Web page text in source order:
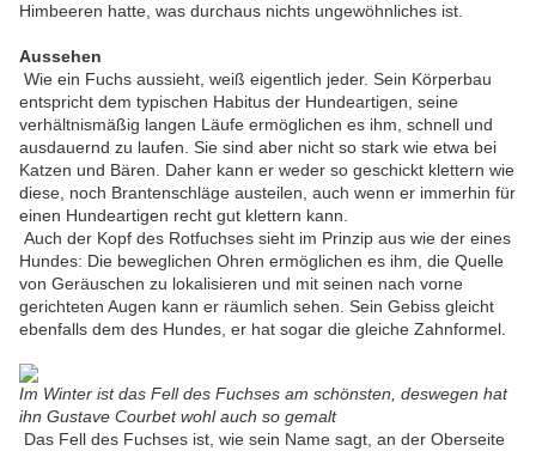
Himbeeren hatte, was durchaus nichts ungewöhnliches ist.
Aussehen
Wie ein Fuchs aussieht, weiß eigentlich jeder. Sein Körperbau
entspricht dem typischen Habitus der Hundeartigen, seine
verhältnismäßig langen Läufe ermöglichen es ihm, schnell und
ausdauernd zu laufen. Sie sind aber nicht so stark wie etwa bei
Katzen und Bären. Daher kann er weder so geschickt klettern wie
diese, noch Brantenschläge austeilen, auch wenn er immerhin für
einen Hundeartigen recht gut klettern kann.
Auch der Kopf des Rotfuchses sieht im Prinzip aus wie der eines
Hundes: Die beweglichen Ohren ermöglichen es ihm, die Quelle
von Geräuschen zu lokalisieren und mit seinen nach vorne
gerichteten Augen kann er räumlich sehen. Sein Gebiss gleicht
ebenfalls dem des Hundes, er hat sogar die gleiche Zahnformel.
Im Winter ist das Fell des Fuchses am schönsten, deswegen hat
ihn Gustave Courbet wohl auch so gemalt
Das Fell des Fuchses ist, wie sein Name sagt, an der Oberseite